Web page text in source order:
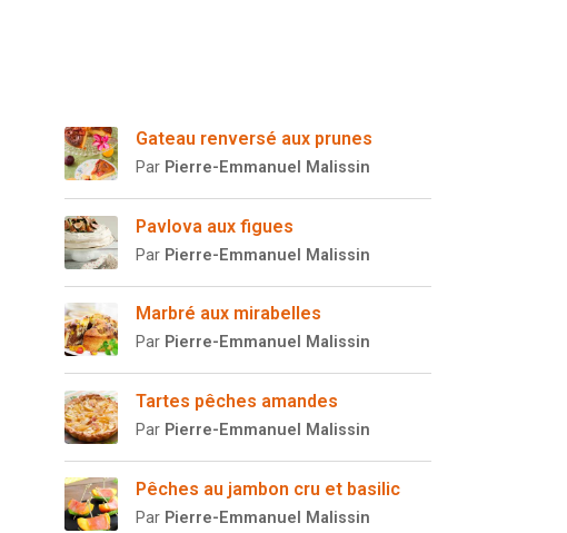
Gateau renversé aux prunes
Par Pierre-Emmanuel Malissin
Pavlova aux figues
Par Pierre-Emmanuel Malissin
Marbré aux mirabelles
Par Pierre-Emmanuel Malissin
Tartes pêches amandes
Par Pierre-Emmanuel Malissin
Pêches au jambon cru et basilic
Par Pierre-Emmanuel Malissin